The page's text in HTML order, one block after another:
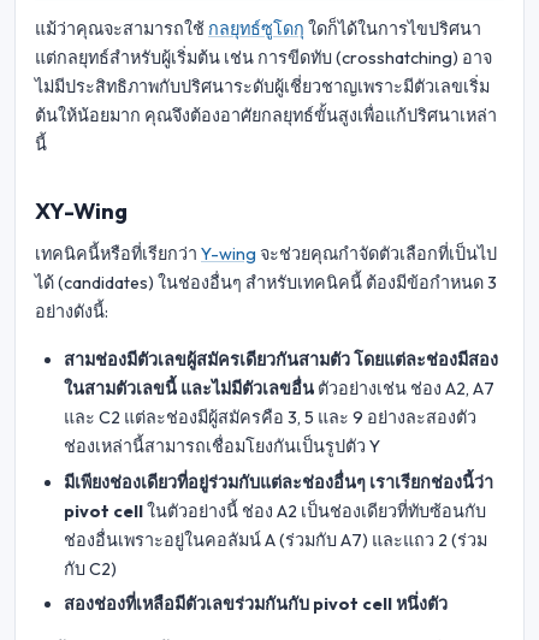
แม้ว่าคุณจะสามารถใช้ กลยุทธ์ซูโดกุ ใดก็ได้ในการไขปริศนา
แต่กลยุทธ์สำหรับผู้เริ่มต้น เช่น การขีดทับ (crosshatching) อาจ
ไม่มีประสิทธิภาพกับปริศนาระดับผู้เชี่ยวชาญเพราะมีตัวเลขเริ่ม
ต้นให้น้อยมาก คุณจึงต้องอาศัยกลยุทธ์ขั้นสูงเพื่อแก้ปริศนาเหล่า
นี้
XY-Wing
เทคนิคนี้หรือที่เรียกว่า Y-wing จะช่วยคุณกำจัดตัวเลือกที่เป็นไป
ได้ (candidates) ในช่องอื่นๆ สำหรับเทคนิคนี้ ต้องมีข้อกำหนด 3
อย่างดังนี้:
สามช่องมีตัวเลขผู้สมัครเดียวกันสามตัว โดยแต่ละช่องมีสอง
ในสามตัวเลขนี้ และไม่มีตัวเลขอื่น ตัวอย่างเช่น ช่อง A2, A7
และ C2 แต่ละช่องมีผู้สมัครคือ 3, 5 และ 9 อย่างละสองตัว
ช่องเหล่านี้สามารถเชื่อมโยงกันเป็นรูปตัว Y
มีเพียงช่องเดียวที่อยู่ร่วมกับแต่ละช่องอื่นๆ เราเรียกช่องนี้ว่า
pivot cellในตัวอย่างนี้ ช่อง A2 เป็นช่องเดียวที่ทับซ้อนกับ
ช่องอื่นเพราะอยู่ในคอลัมน์ A (ร่วมกับ A7) และแถว 2 (ร่วม
กับ C2)
สองช่องที่เหลือมีตัวเลขร่วมกันกับ pivot cell หนึ่งตัว